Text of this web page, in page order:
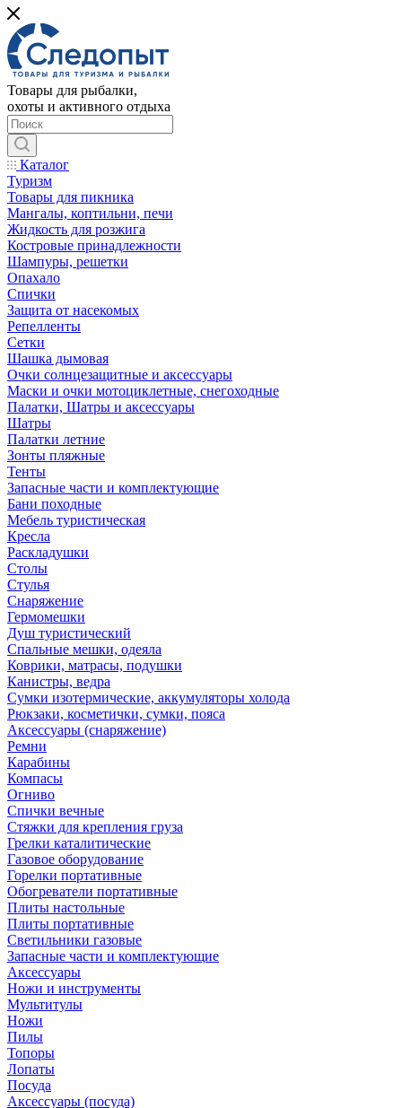
Товары для рыбалки,
охоты и активного отдыха
Каталог
Туризм
Товары для пикника
Мангалы, коптильни, печи
Жидкость для розжига
Костровые принадлежности
Шампуры, решетки
Опахало
Спички
Защита от насекомых
Репелленты
Сетки
Шашка дымовая
Очки солнцезащитные и аксессуары
Маски и очки мотоциклетные, снегоходные
Палатки, Шатры и аксессуары
Шатры
Палатки летние
Зонты пляжные
Тенты
Запасные части и комплектующие
Бани походные
Мебель туристическая
Кресла
Раскладушки
Столы
Стулья
Снаряжение
Гермомешки
Душ туристический
Спальные мешки, одеяла
Коврики, матрасы, подушки
Канистры, ведра
Сумки изотермические, аккумуляторы холода
Рюкзаки, косметички, сумки, пояса
Аксессуары (снаряжение)
Ремни
Карабины
Компасы
Огниво
Спички вечные
Стяжки для крепления груза
Грелки каталитические
Газовое оборудование
Горелки портативные
Обогреватели портативные
Плиты настольные
Плиты портативные
Светильники газовые
Запасные части и комплектующие
Аксессуары
Ножи и инструменты
Мультитулы
Ножи
Пилы
Топоры
Лопаты
Посуда
Аксессуары (посуда)